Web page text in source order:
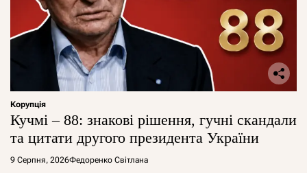
Корупція
Кучмі – 88: знакові рішення, гучні скандали
та цитати другого президента України
9 Серпня, 2026Федоренко Світлана